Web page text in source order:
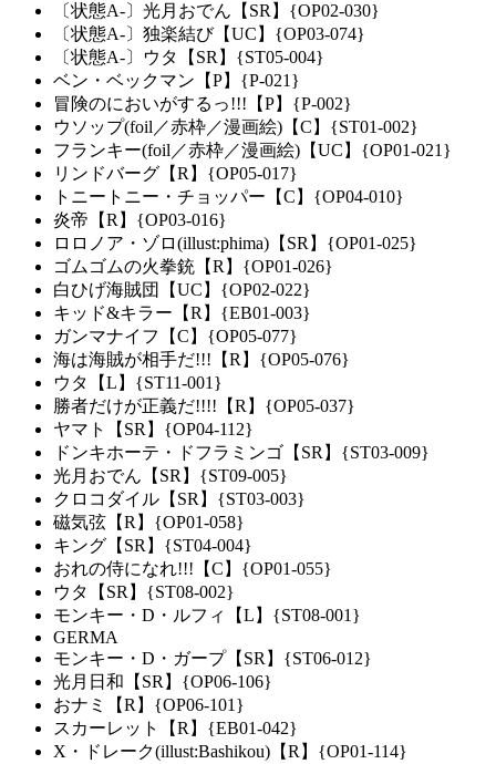
〔状態A-〕光月おでん【SR】{OP02-030}
〔状態A-〕独楽結び【UC】{OP03-074}
〔状態A-〕ウタ【SR】{ST05-004}
ベン・ベックマン【P】{P-021}
冒険のにおいがするっ!!!【P】{P-002}
ウソップ(foil／赤枠／漫画絵)【C】{ST01-002}
フランキー(foil／赤枠／漫画絵)【UC】{OP01-021}
リンドバーグ【R】{OP05-017}
トニートニー・チョッパー【C】{OP04-010}
炎帝【R】{OP03-016}
ロロノア・ゾロ(illust:phima)【SR】{OP01-025}
ゴムゴムの火拳銃【R】{OP01-026}
白ひげ海賊団【UC】{OP02-022}
キッド&キラー【R】{EB01-003}
ガンマナイフ【C】{OP05-077}
海は海賊が相手だ!!!【R】{OP05-076}
ウタ【L】{ST11-001}
勝者だけが正義だ!!!!【R】{OP05-037}
ヤマト【SR】{OP04-112}
ドンキホーテ・ドフラミンゴ【SR】{ST03-009}
光月おでん【SR】{ST09-005}
クロコダイル【SR】{ST03-003}
磁気弦【R】{OP01-058}
キング【SR】{ST04-004}
おれの侍になれ!!!【C】{OP01-055}
ウタ【SR】{ST08-002}
モンキー・D・ルフィ【L】{ST08-001}
GERMA
モンキー・D・ガープ【SR】{ST06-012}
光月日和【SR】{OP06-106}
おナミ【R】{OP06-101}
スカーレット【R】{EB01-042}
X・ドレーク(illust:Bashikou)【R】{OP01-114}